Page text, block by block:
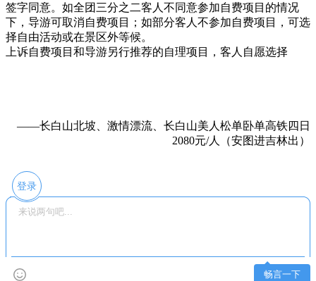
签字同意。如全团三分之二客人不同意参加自费项目的情况
下，导游可取消自费项目；如部分客人不参加自费项目，可选
择自由活动或在景区外等候。
上诉自费项目和导游另行推荐的自理项目，客人自愿选择
——长白山北坡、激情漂流、长白山美人松单卧单高铁四日
2080元/人
（安图进吉林出）
登录
畅言一下